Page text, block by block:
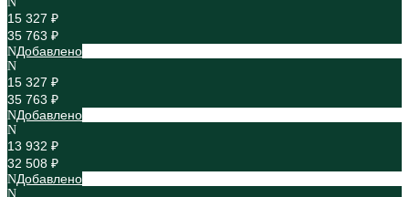
15 327 ₽
35 763 ₽
Добавлено
15 327 ₽
35 763 ₽
Добавлено
13 932 ₽
32 508 ₽
Добавлено